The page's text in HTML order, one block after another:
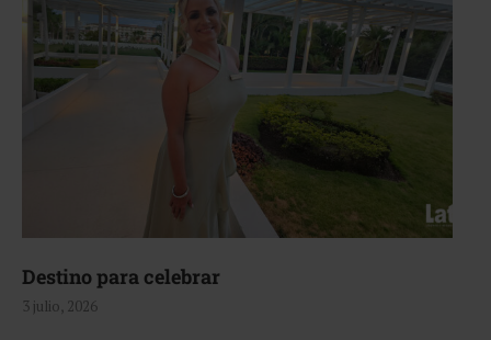
Destino para celebrar
3 julio, 2026